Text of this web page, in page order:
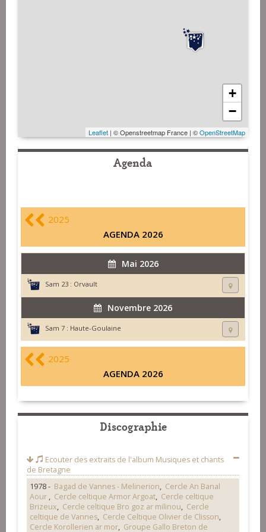
+
−
Leaflet | © Openstreetmap France | ©OpenStreetMap
Agenda
2025
AGENDA 2026
Mai 2026
Sam 23 : Orvault
Novembre 2026
Sam 7 : Haute-Goulaine
2025
AGENDA 2026
Discographie
Ecouter des extraits de l'album Musiques et chants
de Bretagne
1978 - Bagad de Vannes - Melinerion, Cercle An Banal
Aour , Cercle celtique Armor Argoat, Cercle celtique
Brizeux, Cercle celtique Bro goz ar milinou, Cercle
celtique de Vannes, Cercle Celtique Olivier de Clisson,
Cercle Korollerien ar mor, Groupe Gallo Breton de